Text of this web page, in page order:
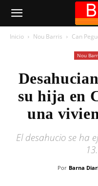
Inicio Nou Barris Can
Nou
su hija en
una
El desahucio se ha
Por Barna